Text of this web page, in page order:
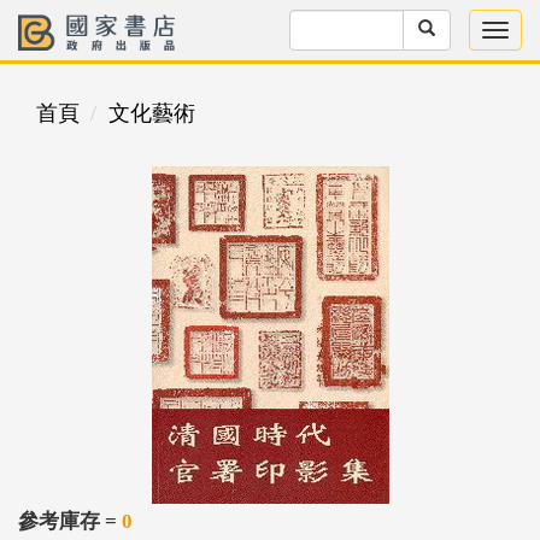
首頁 文化藝術
參考庫存 = 0